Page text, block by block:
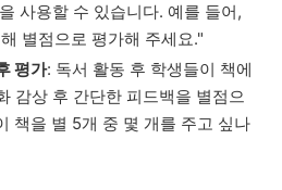
사용할 수 있습니다. 예를 들어,
별점으로 평가해 주세요."
평가: 독서 활동 후 학생들이 책에
감상 후 간단한 피드백을 별점으
책을 별 5개 중 몇 개를 주고 싶나